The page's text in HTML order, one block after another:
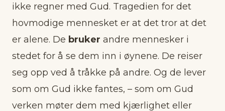
ikke regner med Gud. Tragedien for det
hovmodige mennesket er at det tror at det
er alene. De bruker andre mennesker i
stedet for å se dem inn i øynene. De reiser
seg opp ved å tråkke på andre. Og de lever
som om Gud ikke fantes, – som om Gud
verken møter dem med kjærlighet eller